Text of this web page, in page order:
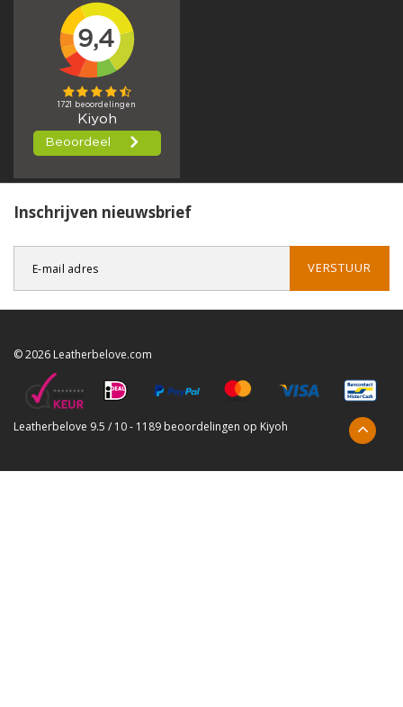
Inschrijven nieuwsbrief
VERSTUUR
© 2026 Leatherbelove.com
Leatherbelove 9.5 / 10- 1189 beoordelingen op Kiyoh